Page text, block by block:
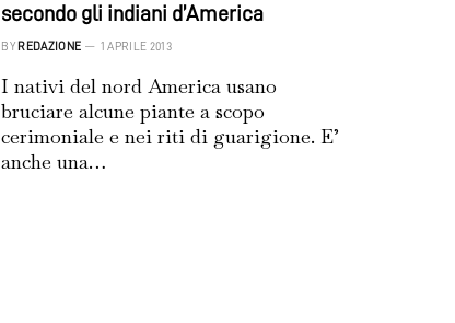
secondo gli indiani d’America
BY REDAZIONE 1 APRILE 2013
I nativi del nord America usano
bruciare alcune piante a scopo
cerimoniale e nei riti di guarigione. E’
anche una…